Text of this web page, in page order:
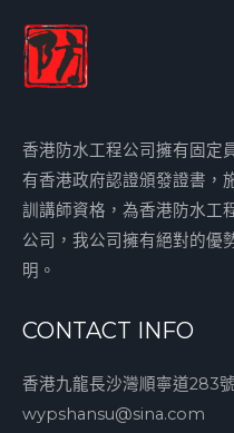
香港防水工程公司擁有固定
有香港政府認證頒發證書，
訓講師資格，為香港防水工
公司，我公司擁有絕對的優
明。
CONTACT INFO
香港九龍長沙灣順寧道283
wypshansu@sina.com